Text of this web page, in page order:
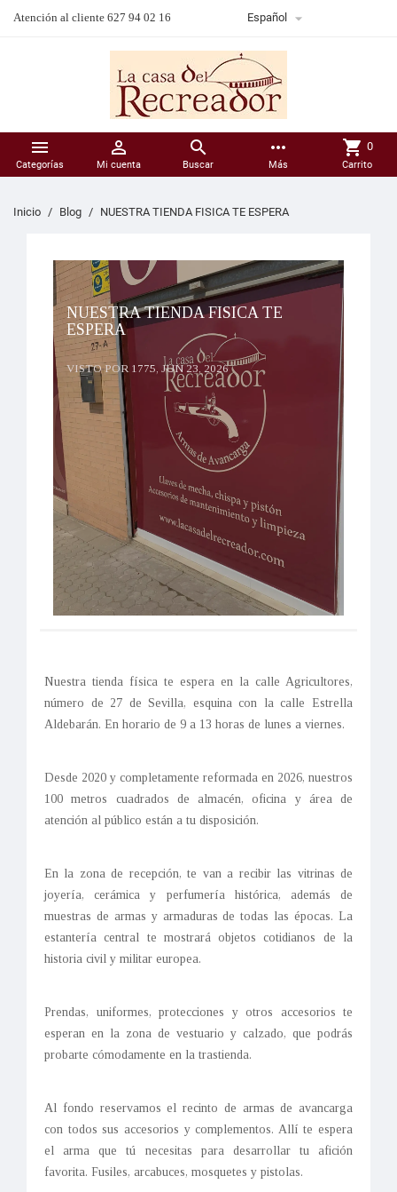
Atención al cliente 627 94 02 16 Español 

Categorías

Mi cuenta

Buscar
more_horiz
Más
shopping_cart 0
Carrito
Inicio Blog NUESTRA TIENDA FISICA TE ESPERA
NUESTRA TIENDA FISICA TE
ESPERA
VISTO POR 1775, JUN 23, 2026
Nuestra tienda física te espera en la calle Agricultores,
número de 27 de Sevilla, esquina con la calle Estrella
Aldebarán. En horario de 9 a 13 horas de lunes a viernes.
Desde 2020 y completamente reformada en 2026, nuestros
100 metros cuadrados de almacén, oficina y área de
atención al público están a tu disposición.
En la zona de recepción, te van a recibir las vitrinas de
joyería, cerámica y perfumería histórica, además de
muestras de armas y armaduras de todas las épocas. La
estantería central te mostrará objetos cotidianos de la
historia civil y militar europea.
Prendas, uniformes, protecciones y otros accesorios te
esperan en la zona de vestuario y calzado, que podrás
probarte cómodamente en la trastienda.
Al fondo reservamos el recinto de armas de avancarga
con todos sus accesorios y complementos. Allí te espera
el arma que tú necesitas para desarrollar tu afición
favorita. Fusiles, arcabuces, mosquetes y pistolas.